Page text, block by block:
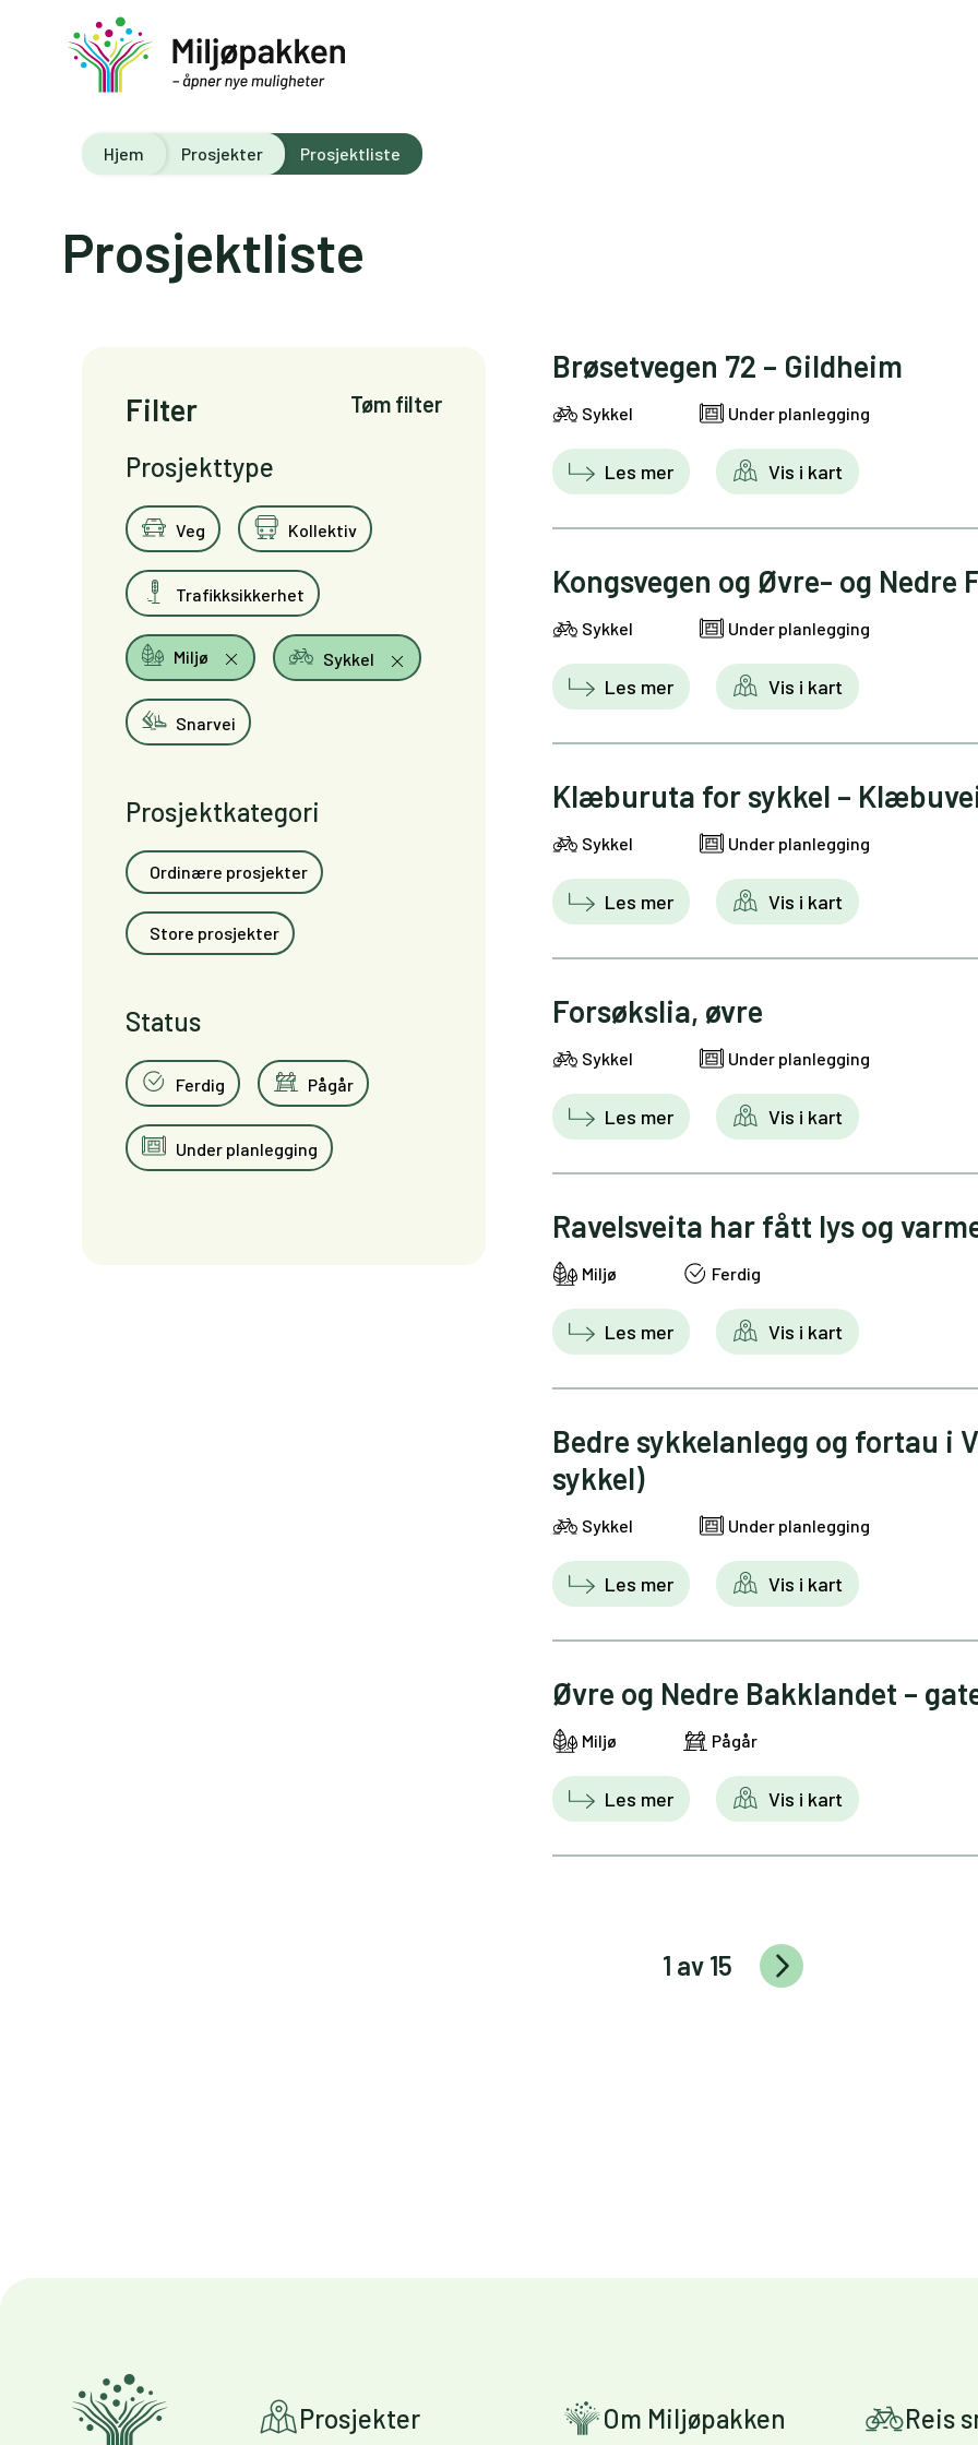
Hjem Prosjekter Prosjektliste
Prosjektliste
Filter Tøm filter
Prosjekttype
Veg Kollektiv
Trafikksikkerhet
Miljø Sykkel
Snarvei
Prosjektkategori
Ordinære prosjekter
Store prosjekter
Status
Ferdig Pågår
Under planlegging
Brøsetvegen 72 – Gildheim
Sykkel Under planlegging
Les mer Vis i kart
Kongsvegen og Øvre- og Nedre
Sykkel Under planlegging
Les mer Vis i kart
Klæburuta for sykkel –
Sykkel Under planlegging
Les mer Vis i kart
Forsøkslia, øvre
Sykkel Under planlegging
Les mer Vis i kart
Ravelsveita har fått lys og
Miljø Ferdig
Les mer Vis i kart
Bedre sykkelanlegg og fortau i
sykkel)
Sykkel Under planlegging
Les mer Vis i kart
Øvre og Nedre Bakklandet –
Miljø Pågår
Les mer Vis i kart
1 av 15
Prosjekter Om Miljøpakken Reis